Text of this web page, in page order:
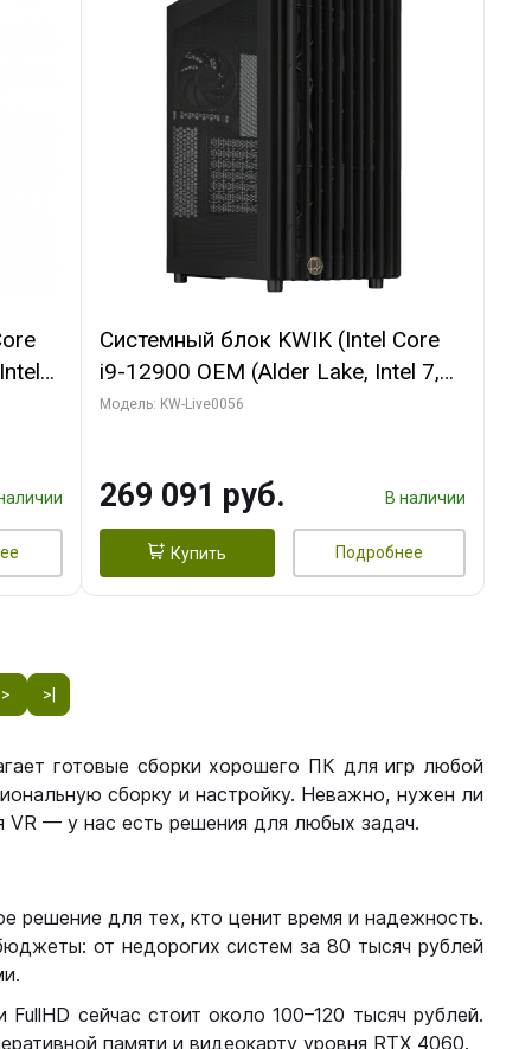
Системный блок KWIK (Intel Core
i9-12900 OEM (Alder Lake, Intel 7,
C16 8EC/8PC/T2/ 64 ГБ ОЗУ (2
ТБ SSD)
Модель: KW-Live0056
269 091 руб. В наличии
Купить Подробнее
> >|
готовые сборки хорошего ПК для игр любой
сборку и настройку. Неважно, нужен ли
VR — у нас есть решения для любых задач.
решение для тех, кто ценит время и надежность.
от недорогих систем за 80 тысяч рублей
сейчас стоит около 100–120 тысяч рублей.
памяти и видеокарту уровня RTX 4060.